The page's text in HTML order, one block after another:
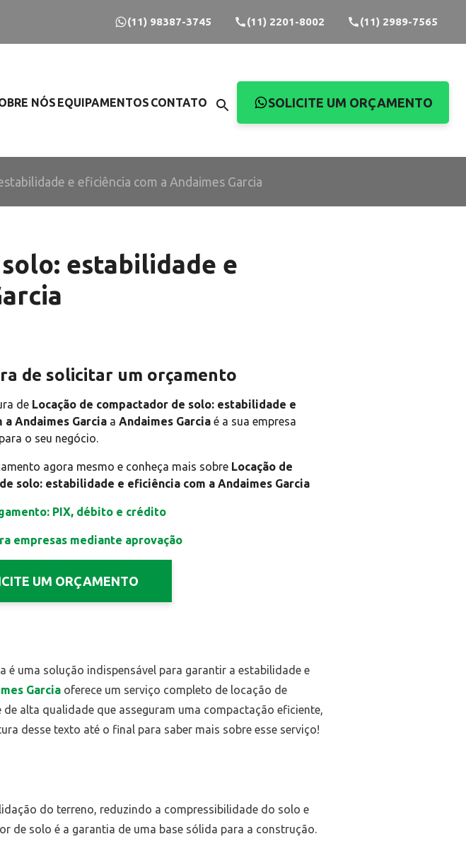
(11) 98387-3745 (11) 2201-8002 (11) 2989-7565
NÓS EQUIPAMENTOS CONTATO SOLICITE UM ORÇAMENTO
e eficiência com a Andaimes Garcia
estabilidade e
de solicitar um orçamento
de Locação de compactador de solo: estabilidade e
a Andaimes Garciaa Andaimes Garciaé a sua empresa
o seu negócio.
agora mesmo e conheça mais sobre Locação de
solo: estabilidade e eficiência com a Andaimes Garcia
PIX, débito e crédito
empresas mediante aprovação
UM ORÇAMENTO
é uma solução indispensável para garantir a estabilidade e
Garciaoferece um serviço completo de locação de
alta qualidade que asseguram uma compactação eficiente,
desse texto até o final para saber mais sobre esse serviço!
do terreno, reduzindo a compressibilidade do solo e
de solo é a garantia de uma base sólida para a construção.